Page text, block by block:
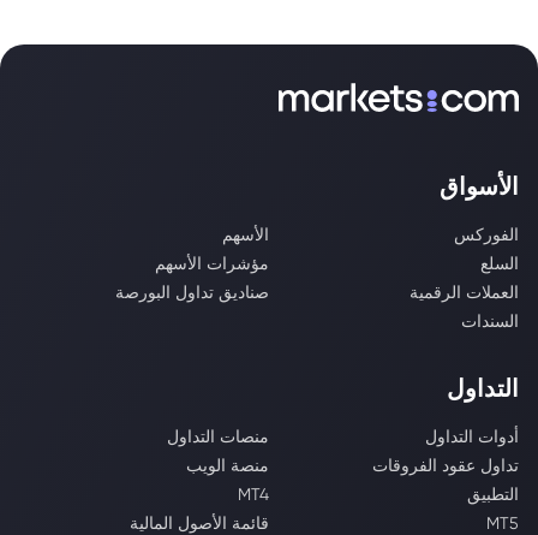
الأسواق
الفوركس
الأسهم
السلع
مؤشرات الأسهم
العملات الرقمية
صناديق تداول البورصة
السندات
التداول
أدوات التداول
منصات التداول
تداول عقود الفروقات
منصة الويب
التطبيق
MT4
MT5
قائمة الأصول المالية